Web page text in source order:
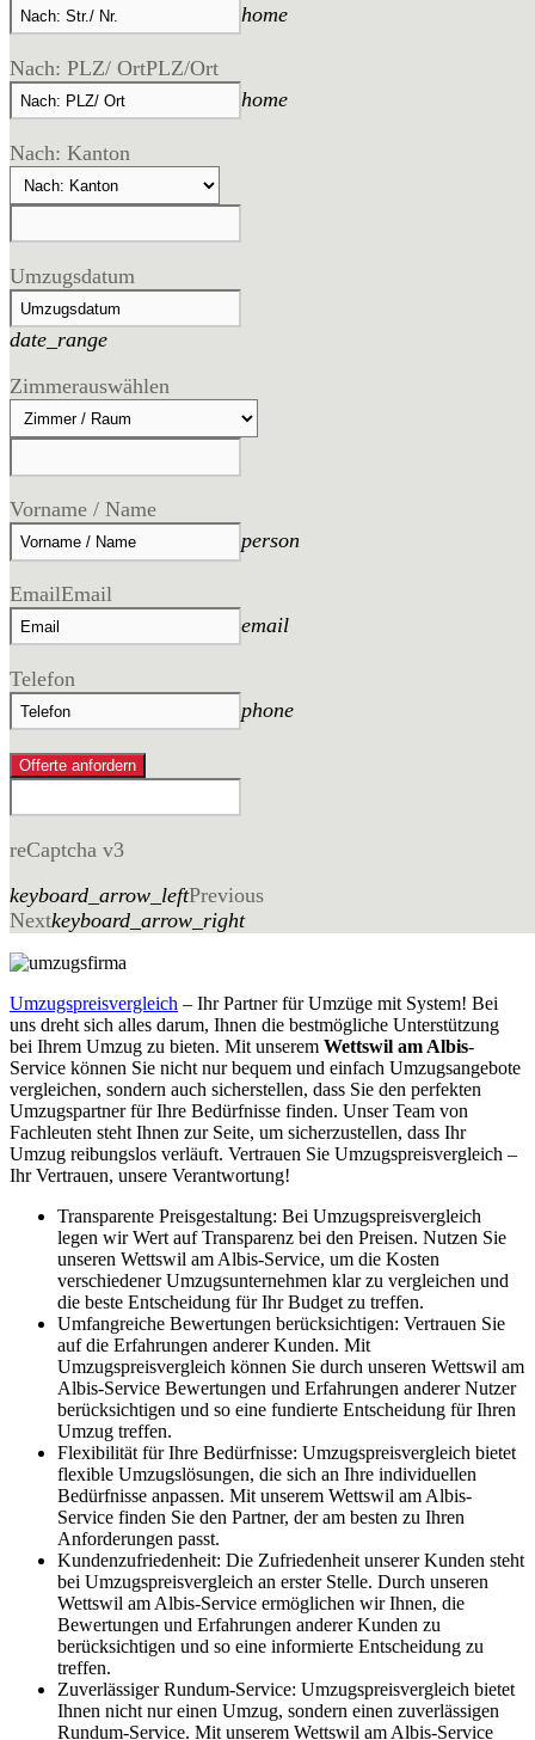
home
Nach: PLZ/ OrtPLZ/Ort
home
Nach: Kanton
Umzugsdatum
date_range
Zimmerauswählen
Vorname / Name
person
EmailEmail
email
Telefon
phone
Offerte anfordern
reCaptcha v3
keyboard_arrow_leftPrevious
Nextkeyboard_arrow_right
Umzugspreisvergleich – Ihr Partner für Umzüge mit System! Bei
uns dreht sich alles darum, Ihnen die bestmögliche Unterstützung
bei Ihrem Umzug zu bieten. Mit unserem Wettswil am Albis-
Service können Sie nicht nur bequem und einfach Umzugsangebote
vergleichen, sondern auch sicherstellen, dass Sie den perfekten
Umzugspartner für Ihre Bedürfnisse finden. Unser Team von
Fachleuten steht Ihnen zur Seite, um sicherzustellen, dass Ihr
Umzug reibungslos verläuft. Vertrauen Sie Umzugspreisvergleich –
Ihr Vertrauen, unsere Verantwortung!
Transparente Preisgestaltung: Bei Umzugspreisvergleich
legen wir Wert auf Transparenz bei den Preisen. Nutzen Sie
unseren Wettswil am Albis-Service, um die Kosten
verschiedener Umzugsunternehmen klar zu vergleichen und
die beste Entscheidung für Ihr Budget zu treffen.
Umfangreiche Bewertungen berücksichtigen: Vertrauen Sie
auf die Erfahrungen anderer Kunden. Mit
Umzugspreisvergleich können Sie durch unseren Wettswil am
Albis-Service Bewertungen und Erfahrungen anderer Nutzer
berücksichtigen und so eine fundierte Entscheidung für Ihren
Umzug treffen.
Flexibilität für Ihre Bedürfnisse: Umzugspreisvergleich bietet
flexible Umzugslösungen, die sich an Ihre individuellen
Bedürfnisse anpassen. Mit unserem Wettswil am Albis-
Service finden Sie den Partner, der am besten zu Ihren
Anforderungen passt.
Kundenzufriedenheit: Die Zufriedenheit unserer Kunden steht
bei Umzugspreisvergleich an erster Stelle. Durch unseren
Wettswil am Albis-Service ermöglichen wir Ihnen, die
Bewertungen und Erfahrungen anderer Kunden zu
berücksichtigen und so eine informierte Entscheidung zu
treffen.
Zuverlässiger Rundum-Service: Umzugspreisvergleich bietet
Ihnen nicht nur einen Umzug, sondern einen zuverlässigen
Rundum-Service. Mit unserem Wettswil am Albis-Service